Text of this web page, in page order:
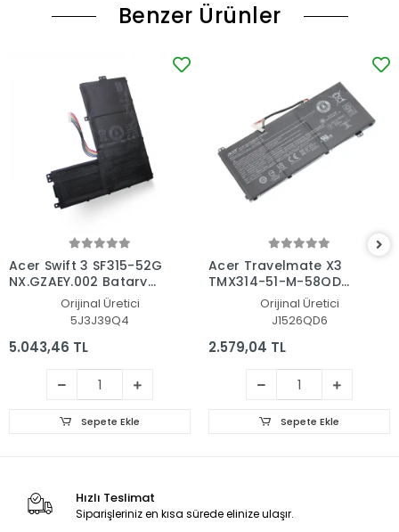
Benzer Ürünler
Acer Swift 3 SF315-52G
NX.GZAEY.002 Batarya
Orijinal Üretici
5J3J39Q4
5.043,46 TL
Sepete Ekle
Acer Travelmate X3
TMX314-51-M-58QD
NX.VJVEG.001 Batarya
Orijinal Üretici
J1526QD6
2.579,04 TL
Sepete Ekle
Hızlı Teslimat
Siparişleriniz en kısa sürede elinize ulaşır.